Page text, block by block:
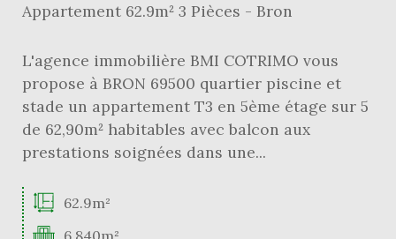
Appartement 62.9m² 3 Pièces - Bron
L'agence immobilière BMI COTRIMO vous
propose à BRON 69500 quartier piscine et
stade un appartement T3 en 5ème étage sur 5
de 62,90m² habitables avec balcon aux
prestations soignées dans une...
62.9m²
6.840m²